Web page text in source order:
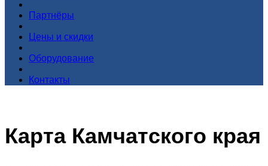
Партнёры
Цены и скидки
Оборудование
Контакты
Карта Камчатского края